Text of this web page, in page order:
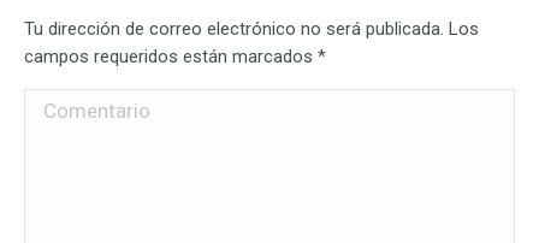
Tu dirección de correo electrónico no será publicada. Los
campos requeridos están marcados *
Comentario